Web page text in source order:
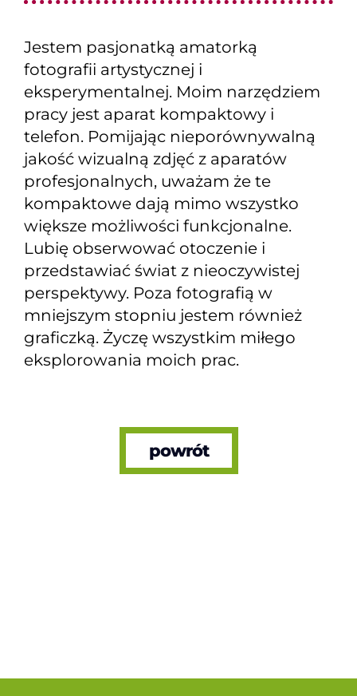
Jestem pasjonatką amatorką
fotografii artystycznej i
eksperymentalnej. Moim narzędziem
pracy jest aparat kompaktowy i
telefon. Pomijając nieporównywalną
jakość wizualną zdjęć z aparatów
profesjonalnych, uważam że te
kompaktowe dają mimo wszystko
większe możliwości funkcjonalne.
Lubię obserwować otoczenie i
przedstawiać świat z nieoczywistej
perspektywy. Poza fotografią w
mniejszym stopniu jestem również
graficzką. Życzę wszystkim miłego
eksplorowania moich prac.
powrót